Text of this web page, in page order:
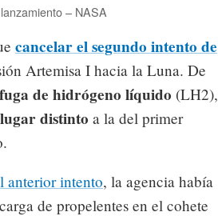
– NASA
cancelar el segundo intento de
Artemisa I hacia la Luna. De
fuga de hidrógeno líquido (LH2),
distinto a la del primer
anterior intento, la agencia había
de propelentes en el cohete